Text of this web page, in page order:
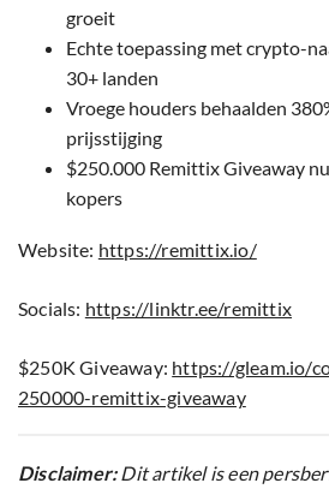
groeit
Echte toepassing met crypto-
30+ landen
Vroege houders behaalden
prijsstijging
$250.000 Remittix Giveaway
kopers
Website: https://remittix.io/
Socials: https://linktr.ee/remittix
$250K Giveaway: https://gleam.io/
250000-remittix-giveaway
Disclaimer:Dit artikel is een